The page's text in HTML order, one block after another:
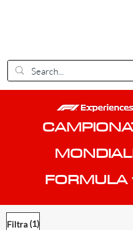
FORMULA
Filtra (1)